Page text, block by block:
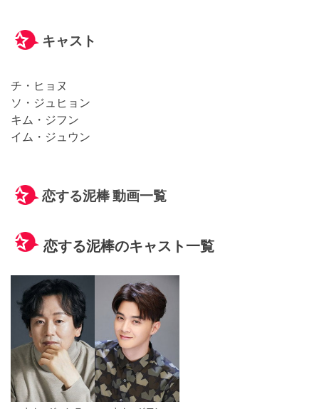
キャスト
チ・ヒョヌ
ソ・ジュヒョン
キム・ジフン
イム・ジュウン
恋する泥棒 動画一覧
恋する泥棒のキャスト一覧